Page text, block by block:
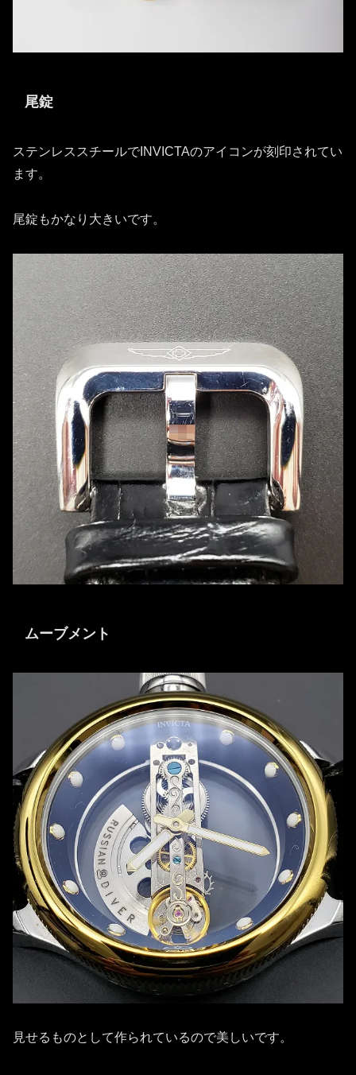
尾錠
ステンレススチールでINVICTAのアイコンが刻印されてい
ます。
尾錠もかなり大きいです。
ムーブメント
見せるものとして作られているので美しいです。